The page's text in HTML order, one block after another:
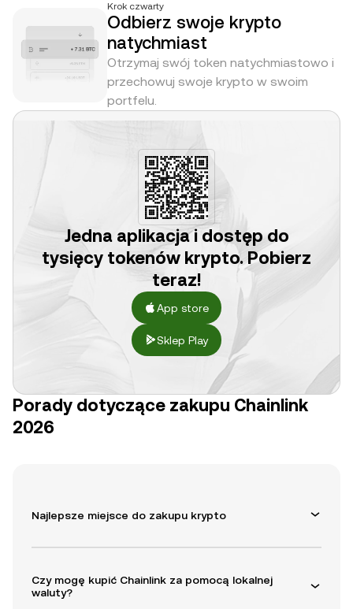
Krok czwarty
Odbierz swoje krypto
natychmiast
Otrzymaj swój token natychmiastowo i
przechowuj swoje krypto w swoim
portfelu.
Jedna aplikacja i dostęp do
tysięcy tokenów krypto. Pobierz
teraz!
App store
Sklep Play
Porady dotyczące zakupu Chainlink
2026
Najlepsze miejsce do zakupu krypto
Czy mogę kupić Chainlink za pomocą lokalnej
waluty?